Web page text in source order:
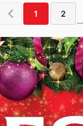
1 2
...